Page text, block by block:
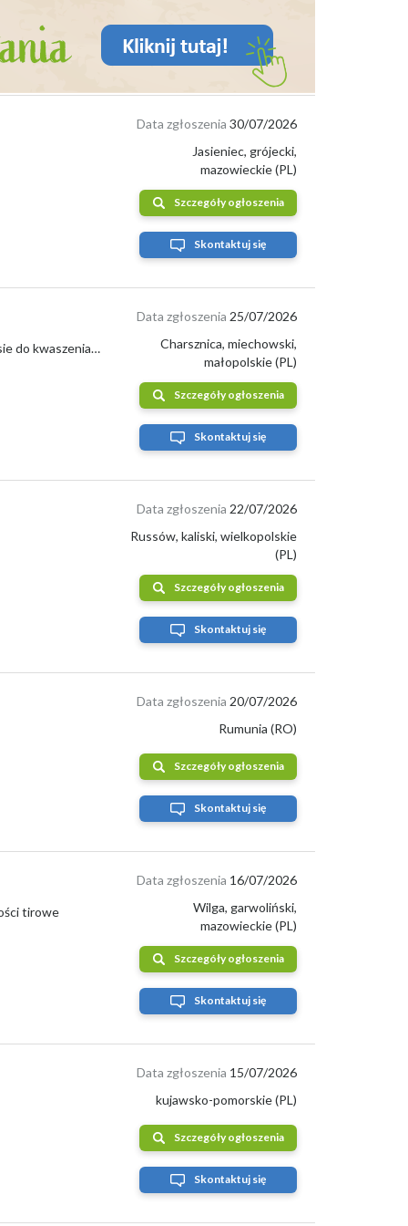
30/07/2026
Data zgłoszenia
Jasieniec, grójecki,
mazowieckie (PL)
Szczegóły ogłoszenia
Skontaktuj się
25/07/2026
Data zgłoszenia
Sprzedam kapuste biala Padoc, duze zdrowe glowki od 3 do 7 kg. Swietnie nadaje sie do kwaszenia i przetwórstwa. Dostepne okolo 10 ton 32-250...
Charsznica, miechowski,
małopolskie (PL)
Szczegóły ogłoszenia
Skontaktuj się
22/07/2026
Data zgłoszenia
Russów, kaliski, wielkopolskie
(PL)
Szczegóły ogłoszenia
Skontaktuj się
20/07/2026
Data zgłoszenia
Rumunia (RO)
Szczegóły ogłoszenia
Skontaktuj się
16/07/2026
Data zgłoszenia
tirowe
Wilga, garwoliński,
mazowieckie (PL)
Szczegóły ogłoszenia
Skontaktuj się
15/07/2026
Data zgłoszenia
kujawsko-pomorskie (PL)
Szczegóły ogłoszenia
Skontaktuj się